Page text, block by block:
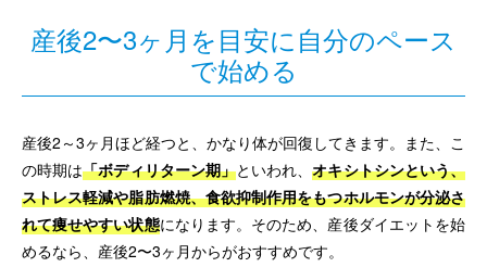
産後2〜3ヶ月を目安に自分のペース
で始める
産後2～3ヶ月ほど経つと、かなり体が回復してきます。また、こ
の時期は「ボディリターン期」といわれ、オキシトシンという、
ストレス軽減や脂肪燃焼、食欲抑制作用をもつホルモンが分泌さ
れて痩せやすい状態になります。そのため、産後ダイエットを始
めるなら、産後2〜3ヶ月からがおすすめです。